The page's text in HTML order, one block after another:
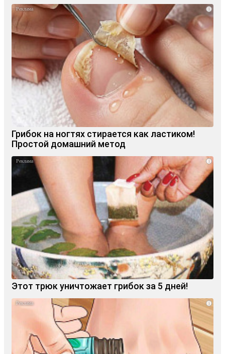
i
Грибок на ногтях стирается как ластиком!
Простой домашний метод
i
Этот трюк уничтожает грибок за 5 дней!
i